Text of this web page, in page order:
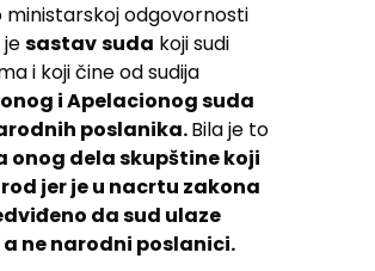
ministarskoj odgovornosti
sastavsuda koji sudi
i koji čine od sudija
i Apelacionog suda
poslanika.Bila je to
onog dela skupštine koji
jer je u nacrtu zakona
da sud ulaze
ne narodni poslanici.